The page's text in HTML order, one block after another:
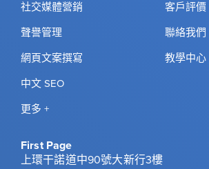
社交媒體營銷
聲譽管理
網頁文案撰寫
中文 SEO
更多 +
客戶評價
聯絡我們
教學中心
First Page
上環干諾道中90號大新行3樓